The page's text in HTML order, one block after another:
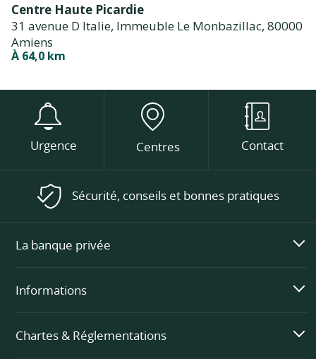
Centre Haute Picardie
31 avenue D Italie, Immeuble Le Monbazillac, 80000
Amiens
À 64,0 km
Urgence Centres Contact
Sécurité, conseils et bonnes pratiques
La banque privée
Informations
Chartes & Réglementations